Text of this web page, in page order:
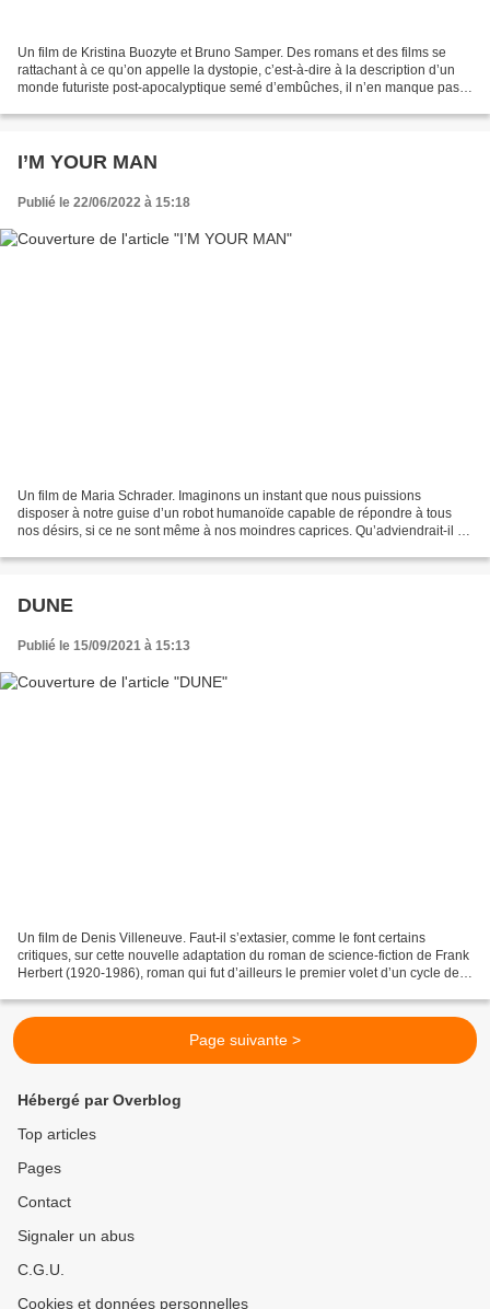
Un film de Kristina Buozyte et Bruno Samper. Des romans et des films se
rattachant à ce qu’on appelle la dystopie, c’est-à-dire à la description d’un
monde futuriste post-apocalyptique semé d’embûches, il n’en manque pas
I’M YOUR MAN
Publié le 22/06/2022 à 15:18
Un film de Maria Schrader. Imaginons un instant que nous puissions
disposer à notre guise d’un robot humanoïde capable de répondre à tous
nos désirs, si ce ne sont même à nos moindres caprices. Qu’adviendrait-il de
DUNE
Publié le 15/09/2021 à 15:13
Un film de Denis Villeneuve. Faut-il s’extasier, comme le font certains
critiques, sur cette nouvelle adaptation du roman de science-fiction de Frank
Herbert (1920-1986), roman qui fut d’ailleurs le premier volet d’un cycle de
Page suivante >
Hébergé par Overblog
Top articles
Pages
Contact
Signaler un abus
C.G.U.
Cookies et données personnelles